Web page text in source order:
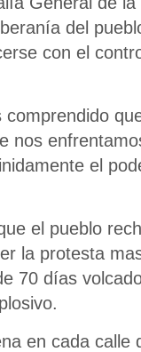
del
con el
nos
el
el pueblo
la protesta
70 días
en cada calle